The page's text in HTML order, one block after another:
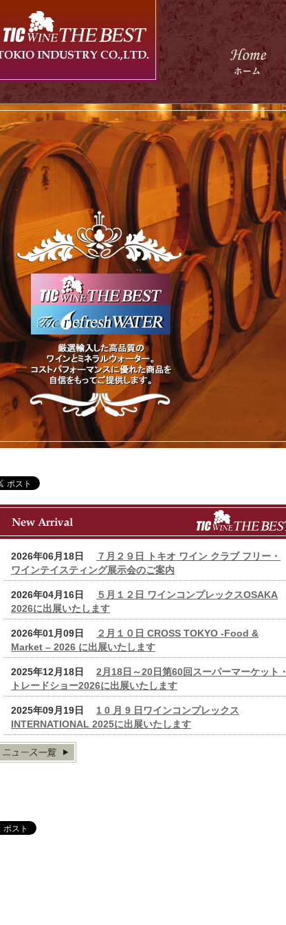
2026年06月18日
７月２９日 トキオ ワイン クラブ フリー・
ワインテイスティング展示会のご案内
2026年04月16日
５月１２日 ワインコンプレックスOSAKA
2026に出展いたします
2026年01月09日
２月１０日 CROSS TOKYO -Food &
Market – 2026 に出展いたします
2025年12月18日 2月18日～20日第60回スーパーマーケット・
トレードショー2026に出展いたします
2025年09月19日 1 0 月 9 日ワインコンプレックス
INTERNATIONAL 2025に出展いたします